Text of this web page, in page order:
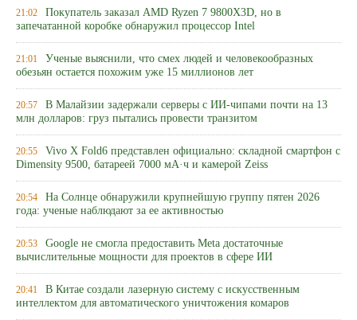
21:02 Покупатель заказал AMD Ryzen 7 9800X3D, но в
запечатанной коробке обнаружил процессор Intel
21:01 Ученые выяснили, что смех людей и человекообразных
обезьян остается похожим уже 15 миллионов лет
20:57 В Малайзии задержали серверы с ИИ-чипами почти на 13
млн долларов: груз пытались провести транзитом
20:55 Vivo X Fold6 представлен официально: складной смартфон с
Dimensity 9500, батареей 7000 мА·ч и камерой Zeiss
20:54 На Солнце обнаружили крупнейшую группу пятен 2026
года: ученые наблюдают за ее активностью
20:53 Google не смогла предоставить Meta достаточные
вычислительные мощности для проектов в сфере ИИ
20:41 В Китае создали лазерную систему с искусственным
интеллектом для автоматического уничтожения комаров